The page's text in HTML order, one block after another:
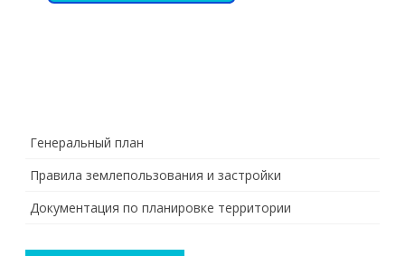
Генеральный план
Правила землепользования и застройки
Документация по планировке территории